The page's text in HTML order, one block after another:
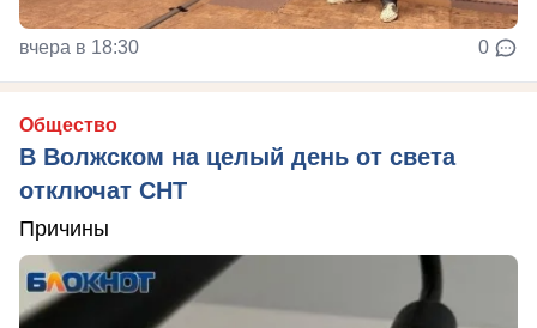
вчера в 18:30 0
Общество
В Волжском на целый день от света
отключат СНТ
Причины